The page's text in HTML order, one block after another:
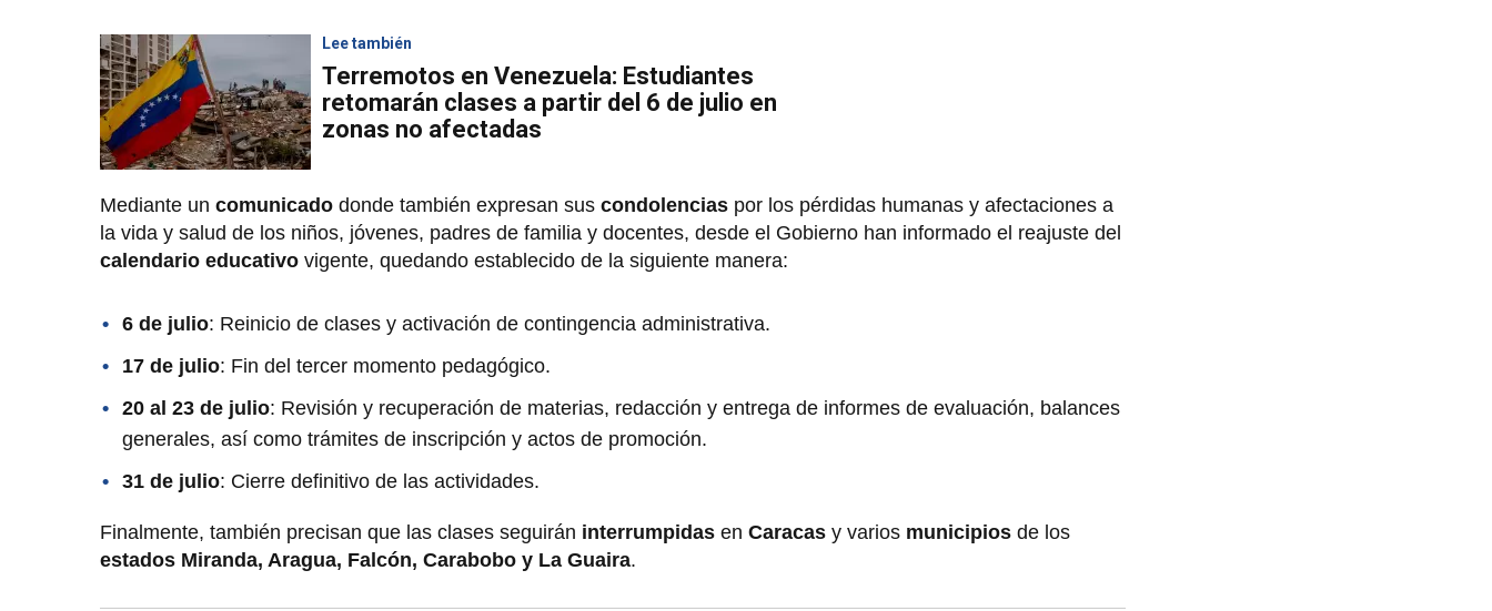
Lee también
Terremotos en Venezuela: Estudiantes
retomarán clases a partir del 6 de julio en
zonas no afectadas
Mediante un comunicado donde también expresan sus condolencias por los pérdidas humanas y afectaciones a
la vida y salud de los niños, jóvenes, padres de familia y docentes, desde el Gobierno han informado el reajuste del
calendario educativo vigente, quedando establecido de la siguiente manera:
6 de julio: Reinicio de clases y activación de contingencia administrativa.
17 de julio: Fin del tercer momento pedagógico.
20 al 23 de julio: Revisión y recuperación de materias, redacción y entrega de informes de evaluación, balances
generales, así como trámites de inscripción y actos de promoción.
31 de julio: Cierre definitivo de las actividades.
Finalmente, también precisan que las clases seguirán interrumpidas en Caracas y varios municipios de los
estados Miranda, Aragua, Falcón, Carabobo y La Guaira.